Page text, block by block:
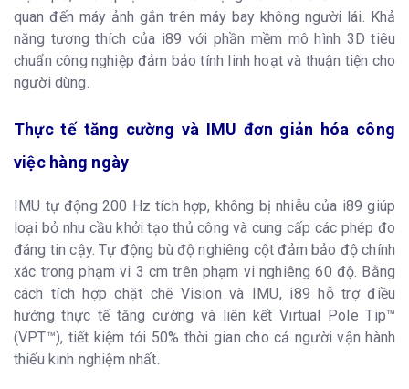
quan đến máy ảnh gắn trên máy bay không người lái. Khả
năng tương thích của i89 với phần mềm mô hình 3D tiêu
chuẩn công nghiệp đảm bảo tính linh hoạt và thuận tiện cho
người dùng.
Thực tế tăng cường và IMU đơn giản hóa công
việc hàng ngày
IMU tự động 200 Hz tích hợp, không bị nhiễu của i89 giúp
loại bỏ nhu cầu khởi tạo thủ công và cung cấp các phép đo
đáng tin cậy. Tự động bù độ nghiêng cột đảm bảo độ chính
xác trong phạm vi 3 cm trên phạm vi nghiêng 60 độ. Bằng
cách tích hợp chặt chẽ Vision và IMU, i89 hỗ trợ điều
hướng thực tế tăng cường và liên kết Virtual Pole Tip™
(VPT™), tiết kiệm tới 50% thời gian cho cả người vận hành
thiếu kinh nghiệm nhất.